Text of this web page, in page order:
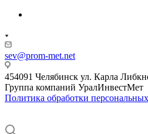
sev@prom-met.net
454091 Челябинск ул. Карла
Группа компаний УралИнвестМет
Политика обработки